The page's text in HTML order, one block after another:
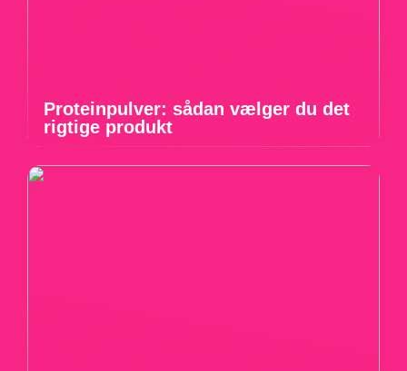
Proteinpulver: sådan vælger du det
rigtige produkt